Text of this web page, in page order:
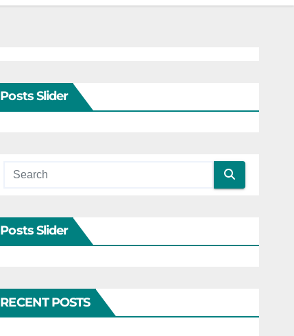
Posts Slider
Posts Slider
RECENT POSTS